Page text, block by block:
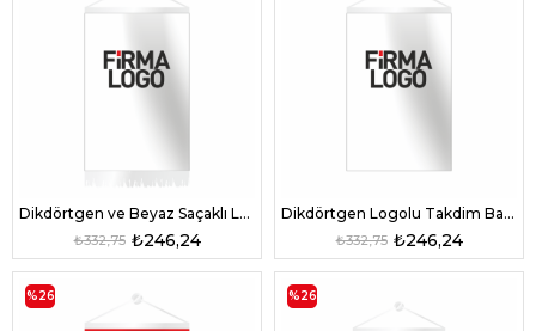
Dikdörtgen ve Beyaz Saçaklı Logolu Bayrak
₺246,24
₺332,75
Dikdörtgen Logolu Takdim Bayrağı
₺246,24
₺332,75
%26 %26